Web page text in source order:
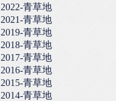
2022-青草地
2021-青草地
2019-青草地
2018-青草地
2017-青草地
2016-青草地
2015-青草地
2014-青草地